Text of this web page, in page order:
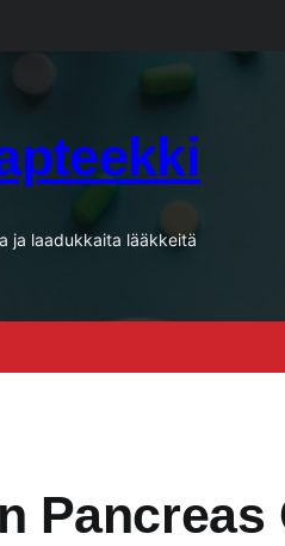
ja laadukkaita lääkkeitä
Pancreas